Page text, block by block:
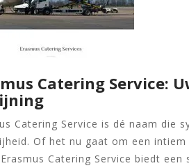
Catering Service:
Catering Service is dé naam die
Of het nu gaat om een
Catering Service biedt